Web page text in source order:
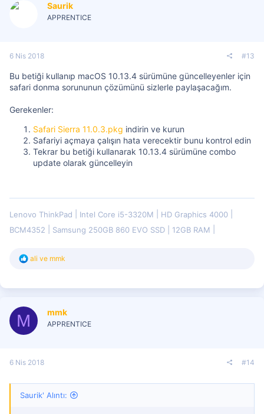
Saurik
APPRENTICE
6 Nis 2018 #13
Bu betiği kullanıp macOS 10.13.4 sürümüne güncelleyenler için
safari donma sorununun çözümünü sizlerle paylaşacağım.
Gerekenler:
Safari Sierra 11.0.3.pkg indirin ve kurun
Safariyi açmaya çalışın hata verecektir bunu kontrol edin
Tekrar bu betiği kullanarak 10.13.4 sürümüne combo
update olarak güncelleyin
Lenovo ThinkPad Intel Core i5-3320M
HD Graphics 4000
BCM4352
Samsung 250GB 860 EVO SSD | 12GB RAM
T
k
:
ali ve mmk
M mmk
APPRENTICE
6 Nis 2018 #14
Saurik' Alıntı: